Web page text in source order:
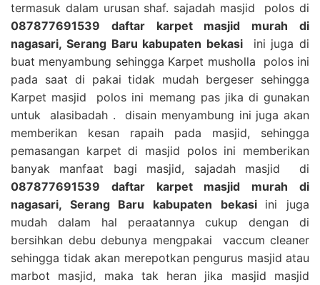
termasuk dalam urusan shaf. sajadah masjid polos di
087877691539 daftar karpet masjid murah di
nagasari, Serang Baru kabupaten bekasi
ini juga di
buat menyambung sehingga Karpet musholla polos ini
pada saat di pakai tidak mudah bergeser sehingga
Karpet masjid polos ini memang pas jika di gunakan
untuk alasibadah . disain menyambung ini juga akan
memberikan kesan rapaih pada masjid, sehingga
pemasangan karpet di masjid polos ini memberikan
banyak manfaat bagi masjid, sajadah masjid di
087877691539 daftar karpet masjid murah di
nagasari, Serang Baru kabupaten bekasi ini juga
mudah dalam hal peraatannya cukup dengan di
bersihkan debu debunya mengpakai vaccum cleaner
sehingga tidak akan merepotkan pengurus masjid atau
marbot masjid, maka tak heran jika masjid masjid